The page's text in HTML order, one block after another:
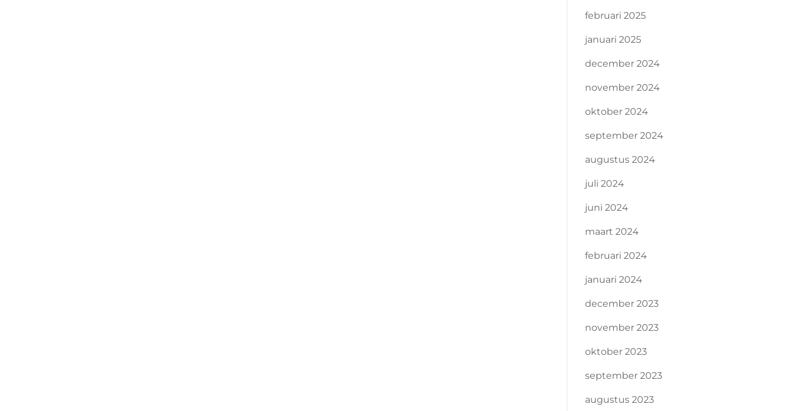
februari 2025
januari 2025
december 2024
november 2024
oktober 2024
september 2024
augustus 2024
juli 2024
juni 2024
maart 2024
februari 2024
januari 2024
december 2023
november 2023
oktober 2023
september 2023
augustus 2023